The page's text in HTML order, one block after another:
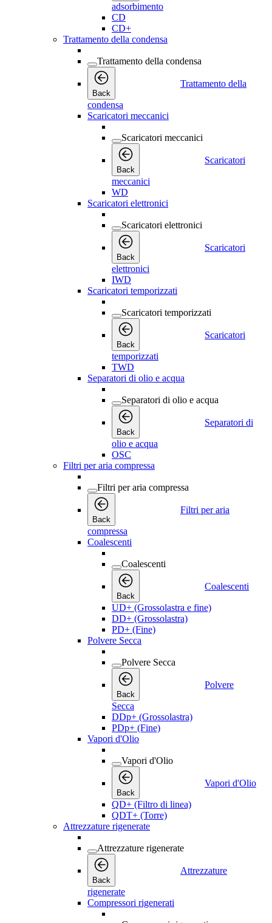
adsorbimento
CD
CD+
Trattamento della condensa
Trattamento della condensa
Back
Trattamento della
condensa
Scaricatori meccanici
Scaricatori meccanici
Back
Scaricatori
meccanici
WD
Scaricatori elettronici
Scaricatori elettronici
Back
Scaricatori
elettronici
IWD
Scaricatori temporizzati
Scaricatori temporizzati
Back
Scaricatori
temporizzati
TWD
Separatori di olio e acqua
Separatori di olio e acqua
Back
Separatori di
olio e acqua
OSC
Filtri per aria compressa
Filtri per aria compressa
Back
Filtri per aria
compressa
Coalescenti
Coalescenti
Back
Coalescenti
UD+ (Grossolastra e fine)
DD+ (Grossolastra)
PD+ (Fine)
Polvere Secca
Polvere Secca
Back
Polvere
Secca
DDp+ (Grossolastra)
PDp+ (Fine)
Vapori d'Olio
Vapori d'Olio
Back
Vapori d'Olio
QD+ (Filtro di linea)
QDT+ (Torre)
Attrezzature rigenerate
Attrezzature rigenerate
Back
Attrezzature
rigenerate
Compressori rigenerati